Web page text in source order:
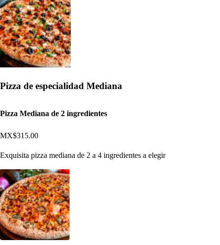
Pizza de especialidad Mediana
Pizza Mediana de 2 ingredientes
MX$315.00
Exquisita pizza mediana de 2 a 4 ingredientes a elegir